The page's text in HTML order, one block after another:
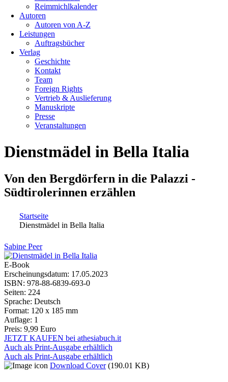
Reimmichlkalender
Autoren
Autoren von A-Z
Leistungen
Auftragsbücher
Verlag
Geschichte
Kontakt
Team
Foreign Rights
Vertrieb & Auslieferung
Manuskripte
Presse
Veranstaltungen
Dienstmädel in Bella Italia
Von den Bergdörfern in die Palazzi -
Südtirolerinnen erzählen
Sie sind hier
Startseite
Dienstmädel in Bella Italia
Sabine Peer
E-Book
Erscheinungsdatum: 17.05.2023
ISBN: 978-88-6839-693-0
Seiten: 224
Sprache: Deutsch
Format: 120 x 185 mm
Auflage: 1
Preis: 9,99 Euro
JETZT KAUFEN bei athesiabuch.it
Auch als Print-Ausgabe erhältlich
Auch als Print-Ausgabe erhältlich
Download Cover (190.01 KB)